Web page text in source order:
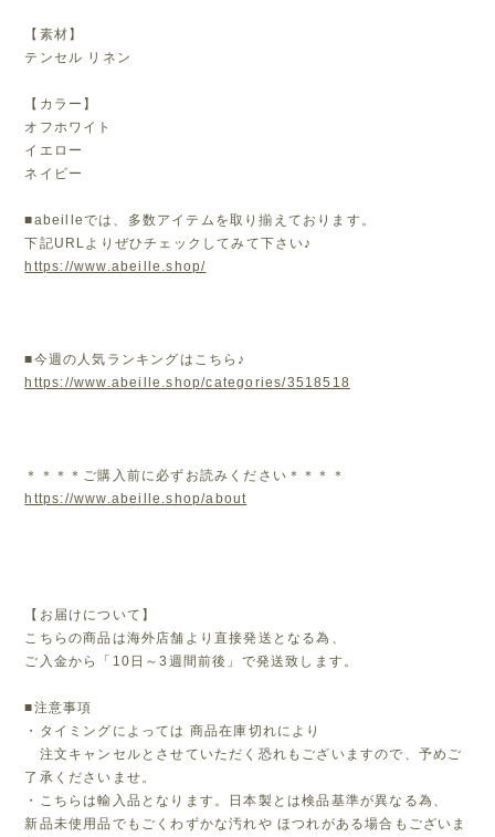
【素材】
テンセル リネン
【カラー】
オフホワイト
イエロー
ネイビー
■abeilleでは、多数アイテムを取り揃えております。
下記URLよりぜひチェックしてみて下さい♪
https://www.abeille.shop/
■今週の人気ランキングはこちら♪
https://www.abeille.shop/categories/3518518
＊＊＊＊ご購入前に必ずお読みください＊＊＊＊
https://www.abeille.shop/about
【お届けについて】
こちらの商品は海外店舗より直接発送となる為、
ご入金から「10日～3週間前後」で発送致します。
■注意事項
・タイミングによっては 商品在庫切れにより
注文キャンセルとさせていただく恐れもございますので、予めご
了承くださいませ。
・こちらは輸入品となります。日本製とは検品基準が異なる為、
新品未使用品でもごくわずかな汚れや ほつれがある場合もございま